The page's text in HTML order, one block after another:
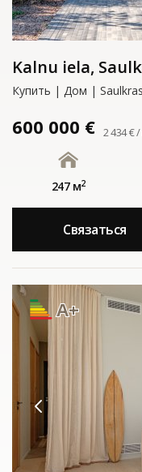
Kalnu iela,
Купить | Дом |
600 000 € 2 434 €
247 м2
Связаться
A+